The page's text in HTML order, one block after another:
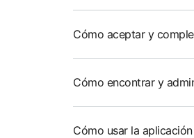
Cómo aceptar y
Cómo encontrar y
Cómo usar la